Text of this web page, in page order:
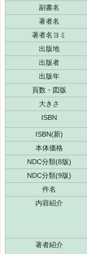
副書名
著者名
著者名ヨミ
出版地
出版者
出版年
頁数・図版
大きさ
ISBN
ISBN(新)
本体価格
NDC分類(8版)
NDC分類(9版)
件名
内容紹介
著者紹介